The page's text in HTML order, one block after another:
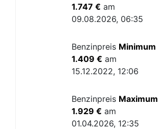
1.747 € am
09.08.2026, 06:35
Benzinpreis Minimum
1.409 € am
15.12.2022, 12:06
Benzinpreis Maximum
1.929 € am
01.04.2026, 12:35